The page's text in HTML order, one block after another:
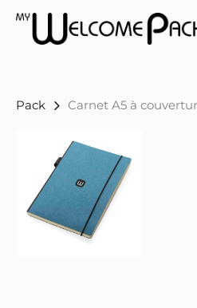
content
Pack Carnet A5 à